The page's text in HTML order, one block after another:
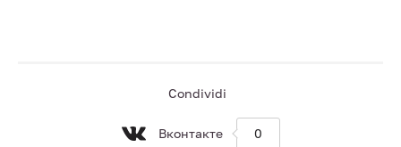
Condividi
Вконтакте 0